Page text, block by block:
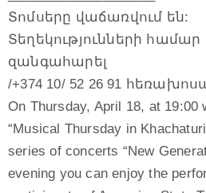
Տոմսերը վաճառվում են:
Տեղեկությունների
զանգահարել
/+374 10/ 52 26 91
On Thursday, April 18, at 19:00
“Musical Thursday in
series of concerts “New
evening you can enjoy the